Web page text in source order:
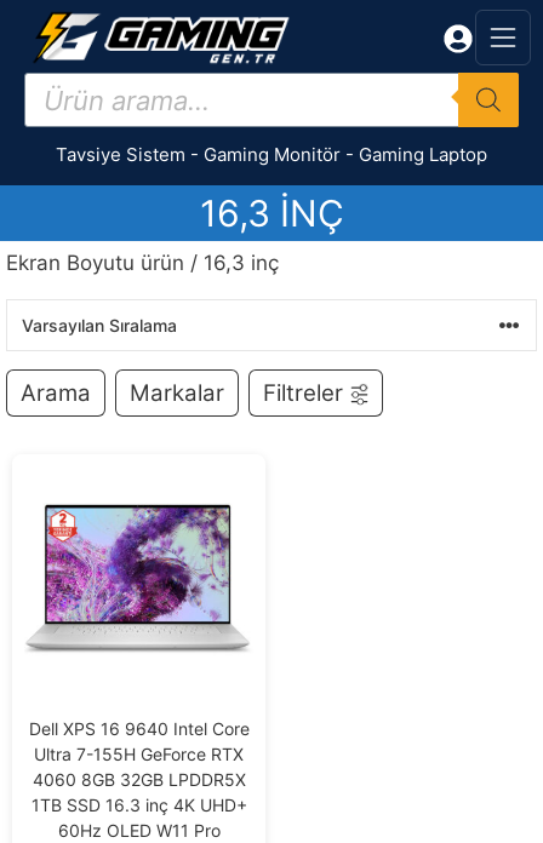
İçeriğe
Products
search
Tavsiye Sistem - Gaming Monitör - Gaming Laptop
16,3 INÇ
Ekran Boyutu ürün / 16,3 inç
Arama Markalar Filtreler
Dell XPS 16 9640 Intel Core
Ultra 7-155H GeForce RTX
4060 8GB 32GB LPDDR5X
1TB SSD 16.3 inç 4K UHD+
60Hz OLED W11 Pro